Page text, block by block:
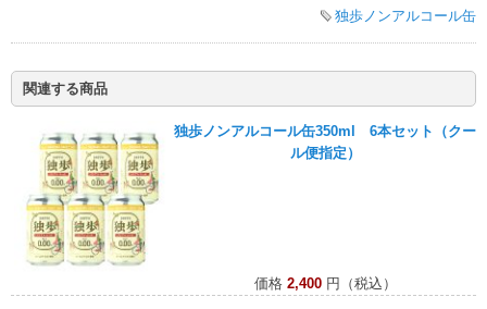
独歩ノンアルコール缶
関連する商品
独歩ノンアルコール缶350ml 6本セット（クー
ル便指定）
価格 2,400円（税込）